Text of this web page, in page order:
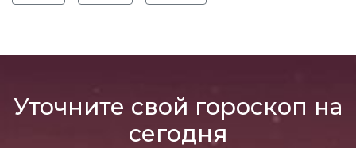
Уточните свой гороскоп на
сегодня